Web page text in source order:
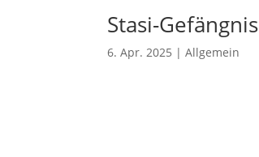
Stasi-Gefängnis
6. Apr. 2025 | Allgemein